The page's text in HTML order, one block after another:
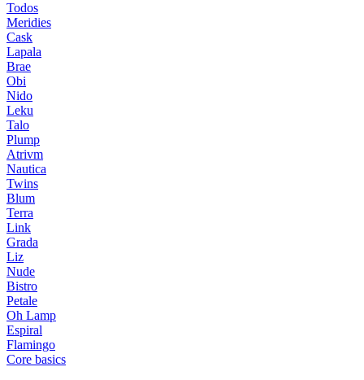
Todos
Meridies
Cask
Lapala
Brae
Obi
Nido
Leku
Talo
Plump
Atrivm
Nautica
Twins
Blum
Terra
Link
Grada
Liz
Nude
Bistro
Petale
Oh Lamp
Espiral
Flamingo
Core basics